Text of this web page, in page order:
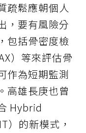
疏鬆應朝個人
，要有風險分
包括骨密度檢
）等來評估骨
作為短期監測
高雄長庚也曾
Hybrid
的新模式，